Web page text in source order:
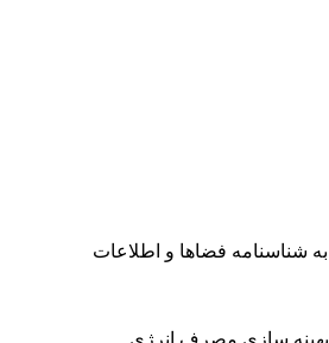
شناسنامه فضاها و اطلاعات
بهينه سازي مصرف انرژي